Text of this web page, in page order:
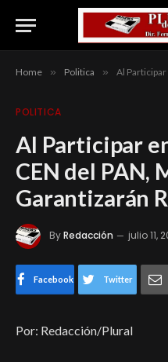
Home » Politica » Al Participar en
POLITICA
Al Participar
CEN del PAN,
Garantizarán
ByRedacción julio 11,
Facebook Twitter
Por: Redacción/Plural